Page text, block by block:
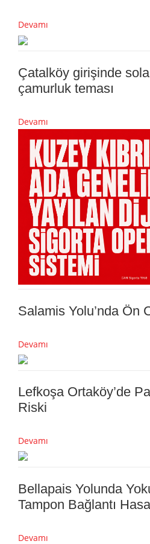
Devamı
Çatalköy girişinde
çamurluk teması
Devamı
Salamis Yolu’nda Ön
Devamı
Lefkoşa Ortaköy’de
Riski
Devamı
Bellapais Yolunda
Tampon Bağlantı
Devamı